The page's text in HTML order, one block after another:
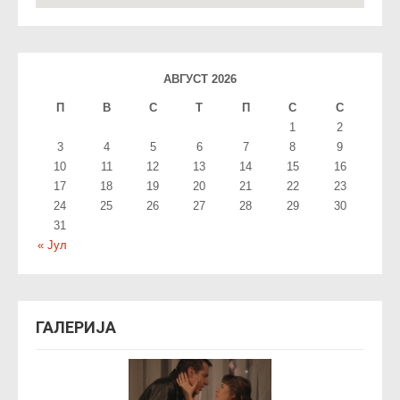
АВГУСТ 2026
П В С T П С С
« Јул
1
2
3
4 5 6 7 8
9
10
11 12 13 14 15
16
17
18 19 20 21 22
23
24
25 26 27 28 29
30
31
ГАЛЕРИЈА